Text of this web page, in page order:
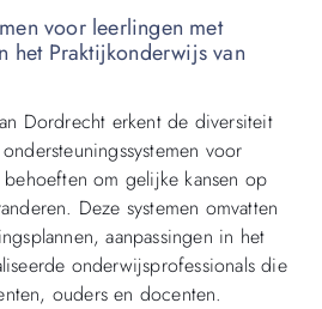
voor leerlingen met
het Praktijkonderwijs van
Dordrecht erkent de diversiteit
voor
om gelijke kansen op
Deze systemen omvatten
aanpassingen in het
onderwijsprofessionals die
ouders en docenten.